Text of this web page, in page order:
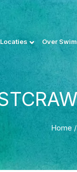
Locaties Over
Home /